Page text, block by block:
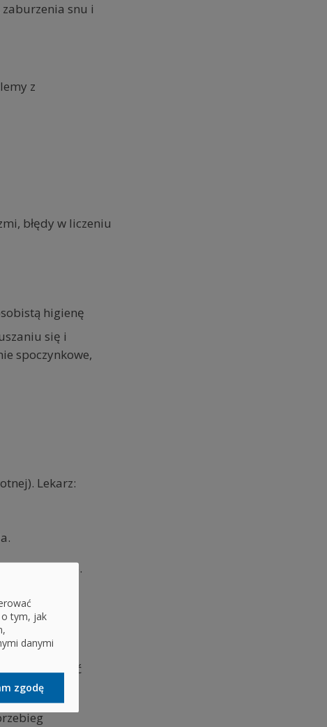
snu i
z
błędy w liczeniu
higienę
się i
spoczynkowe,
Lekarz:
skierowanie.
w
postawić
o tym, jak
danymi
zgodę